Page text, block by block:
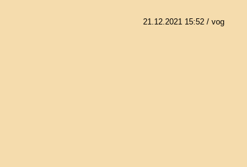
21.12.2021 15:52/ vog